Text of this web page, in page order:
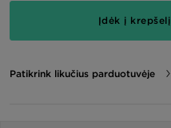
Įdėk į krepšelį
Patikrink likučius parduotuvėje